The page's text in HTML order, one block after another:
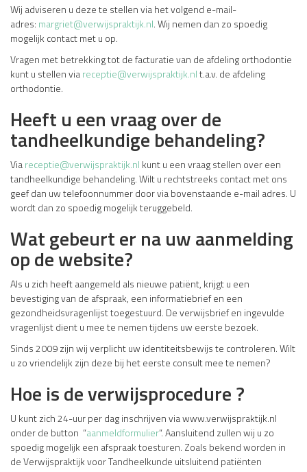
Wij adviseren u deze te stellen via het volgend e-mail-
adres: margriet@verwijspraktijk.nl. Wij nemen dan zo spoedig
mogelijk contact met u op.
Vragen met betrekking tot de facturatie van de afdeling orthodontie
kunt u stellen viareceptie@verwijspraktijk.nlt.a.v. de afdeling
orthodontie.
Heeft u een vraag over de
tandheelkundige behandeling?
Viareceptie@verwijspraktijk.nl kunt u een vraag stellen over een
tandheelkundige behandeling. Wilt u rechtstreeks contact met ons
geef dan uw telefoonnummer door via bovenstaande e-mail adres. U
wordt dan zo spoedig mogelijk teruggebeld.
Wat gebeurt er na uw aanmelding
op de website?
Als u zich heeft aangemeld als nieuwe patiënt, krijgt u een
bevestiging van de afspraak, een informatiebrief en een
gezondheidsvragenlijst toegestuurd. De verwijsbrief en ingevulde
vragenlijst dient u mee te nemen tijdens uw eerste bezoek.
Sinds 2009 zijn wij verplicht uw identiteitsbewijs te controleren. Wilt
u zo vriendelijk zijn deze bij het eerste consult mee te nemen?
Hoe is de verwijsprocedure ?
U kunt zich 24-uur per dag inschrijven via www.verwijspraktijk.nl
onder de button “aanmeldformulier“. Aansluitend zullen wij u zo
spoedig mogelijk een afspraak toesturen. Zoals bekend worden in
de Verwijspraktijk voor Tandheelkunde uitsluitend patiënten